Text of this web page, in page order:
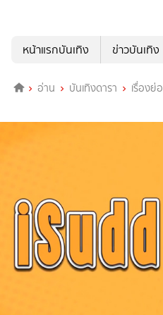
หน้าแรกบันเทิง
ข่าวบันเทิง
อ่าน บันเทิงดารา เรื่องย่อ